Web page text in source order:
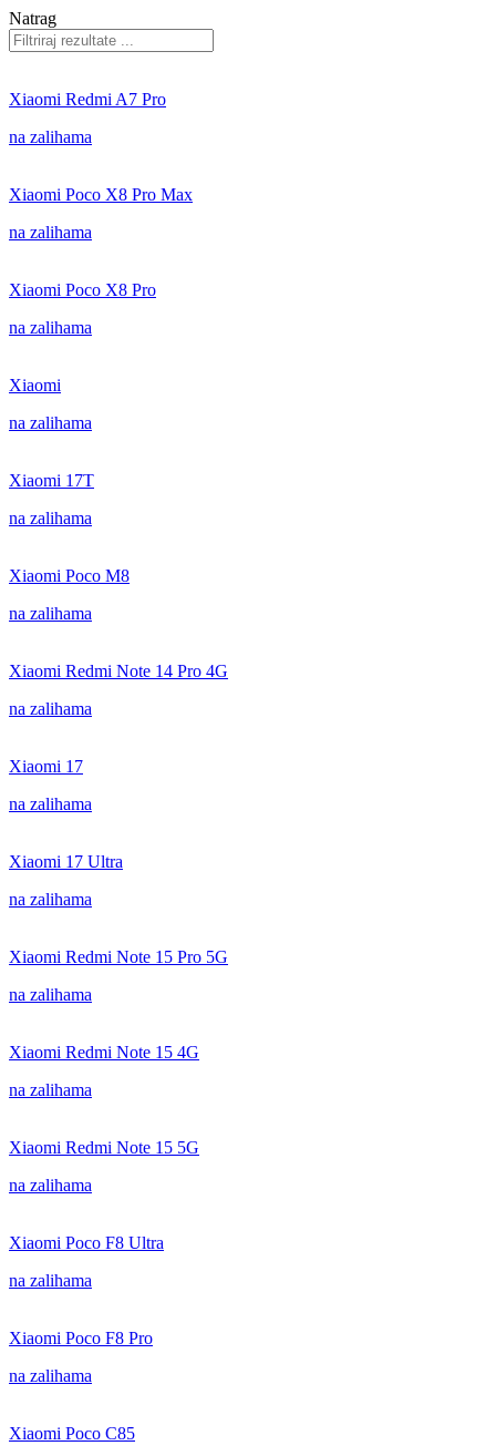
Natrag
Xiaomi Redmi A7 Pro
na zalihama
Xiaomi Poco X8 Pro Max
na zalihama
Xiaomi Poco X8 Pro
na zalihama
Xiaomi
na zalihama
Xiaomi 17T
na zalihama
Xiaomi Poco M8
na zalihama
Xiaomi Redmi Note 14 Pro 4G
na zalihama
Xiaomi 17
na zalihama
Xiaomi 17 Ultra
na zalihama
Xiaomi Redmi Note 15 Pro 5G
na zalihama
Xiaomi Redmi Note 15 4G
na zalihama
Xiaomi Redmi Note 15 5G
na zalihama
Xiaomi Poco F8 Ultra
na zalihama
Xiaomi Poco F8 Pro
na zalihama
Xiaomi Poco C85